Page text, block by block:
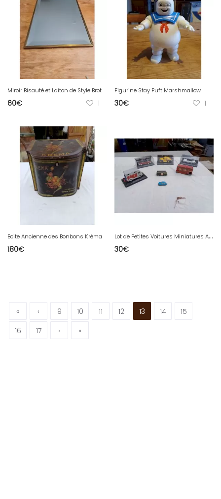
Miroir Bisauté et Laiton de Style Brot
60€ 1
Figurine Stay Puft Marshmallow
30€ 1
Boite Ancienne des Bonbons Kréma
180€
L
ot de Petites Voitures Miniatures Anciennes
30€
« ‹ 9 10 11 12 13 14
15
16
17 › »